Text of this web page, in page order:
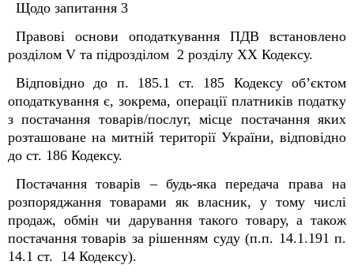
Щодо запитання 3
Правові основи оподаткування ПДВ встановлено
розділом V та підрозділом 2 розділу XX Кодексу.
Відповідно до п. 185.1 ст. 185 Кодексу об’єктом
оподаткування є, зокрема, операції платників податку
з постачання товарів/послуг, місце постачання яких
розташоване на митній території України, відповідно
до ст. 186 Кодексу.
Постачання товарів – будь-яка передача права на
розпоряджання товарами як власник, у тому числі
продаж, обмін чи дарування такого товару, а також
постачання товарів за рішенням суду (п.п. 14.1.191 п.
14.1 ст. 14 Кодексу).